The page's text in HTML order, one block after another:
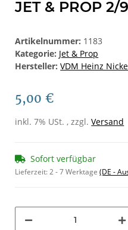
JET & PROP 2/
Artikelnummer: 1183
Kategorie: Jet & Prop
Hersteller: VDM Heinz
5,00 €
inkl. 7% USt. , zzgl.Versand
Sofort verfügbar
Lieferzeit:2 - 7 Werktage(DE -